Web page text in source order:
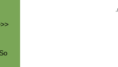
So